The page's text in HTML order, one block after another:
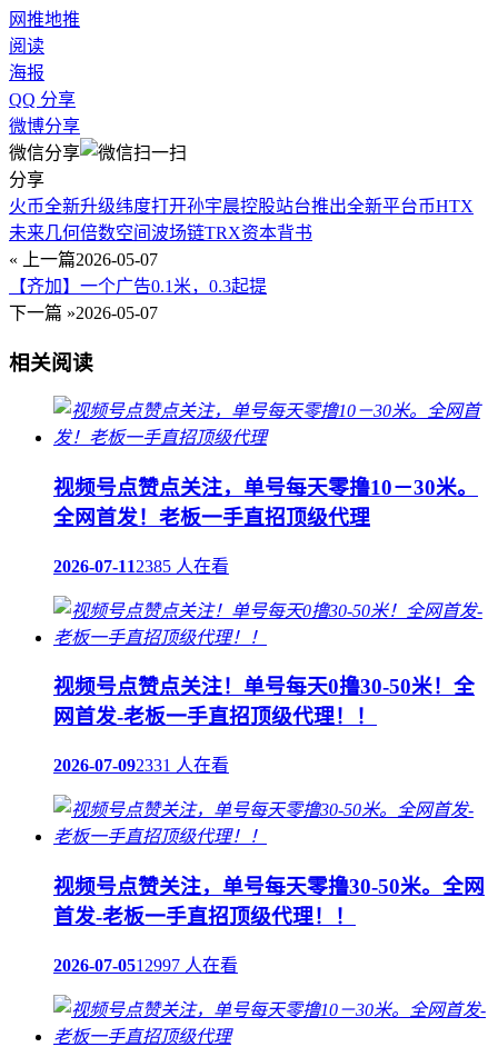
网推地推
阅读
海报
QQ 分享
微博分享
微信分享
分享
火币全新升级纬度打开孙宇晨控股站台推出全新平台币HTX
未来几何倍数空间波场链TRX资本背书
« 上一篇2026-05-07
【齐加】一个广告0.1米，0.3起提
下一篇 »2026-05-07
相关阅读
视频号点赞点关注，单号每天零撸10－30米。
全网首发！老板一手直招顶级代理
2026-07-112385 人在看
视频号点赞点关注！单号每天0撸30-50米！全
网首发-老板一手直招顶级代理！！
2026-07-092331 人在看
视频号点赞关注，单号每天零撸30-50米。全网
首发-老板一手直招顶级代理！！
2026-07-0512997 人在看